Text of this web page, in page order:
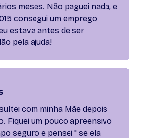
meses. Não paguei nada, e
consegui um emprego
estava antes de ser
pela ajuda!
com minha Mãe depois
Fiquei um pouco apreensivo
seguro e pensei " se ela